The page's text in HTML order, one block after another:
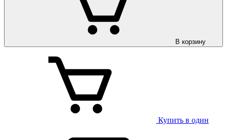
В корзину
Купить в один